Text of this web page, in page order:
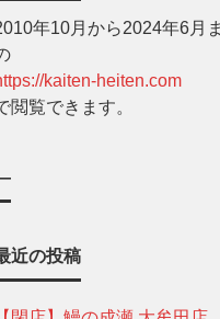
年10月から2024年6月
kaiten-heiten.com
閲覧できます。
近の投稿